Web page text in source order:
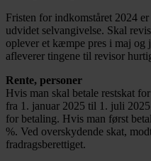
Fristen for indkomståret 2024
udvidet selvangivelse. Skal
oplever et kæmpe pres i maj og
afleverer tingene til revisor
Rente, personer
Hvis man skal betale restskat
fra 1. januar 2025 til 1. juli
for betaling. Hvis man først
%. Ved overskydende skat,
fradragsberettiget.